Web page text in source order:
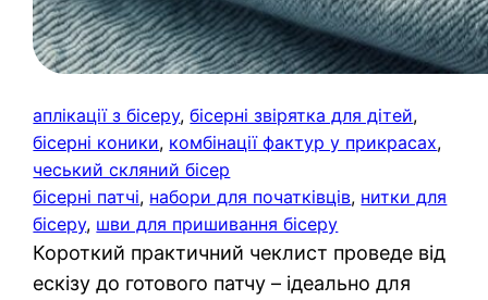
аплікації з бісеру, бісерні звірятка для дітей
бісерні коники, комбінації фактур у прикрасах
чеський скляний бісер
бісерні патчі, набори для початківців, нитки для
бісеру, шви для пришивання бісеру
Короткий практичний чеклист проведе від
ескізу до готового патчу – ідеально для